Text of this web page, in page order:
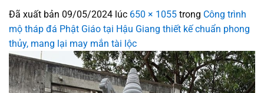
Đã xuất bản 09/05/2024 lúc 650 × 1055 trong Công trình
mộ tháp đá Phật Giáo tại Hậu Giang thiết kế chuẩn phong
thủy, mang lại may mắn tài lộc